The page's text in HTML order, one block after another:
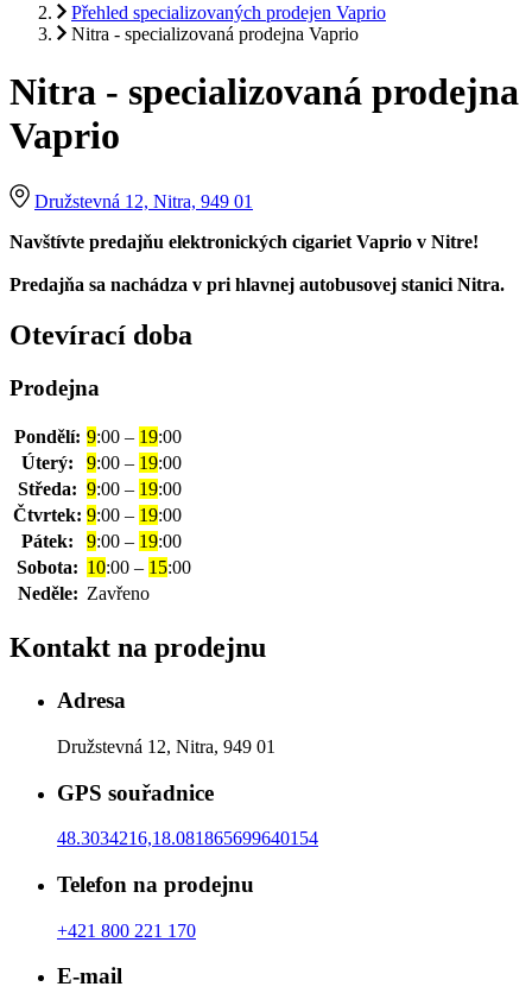
Přehled specializovaných prodejen Vaprio
Nitra - specializovaná prodejna Vaprio
Nitra - specializovaná prodejna
Vaprio
Družstevná 12, Nitra, 949 01
Navštívte predajňu elektronických cigariet Vaprio v Nitre!
Predajňa sa nachádza v pri hlavnej autobusovej stanici Nitra.
Otevírací doba
Prodejna
Pondělí: 9:00 – 19:00
Úterý:
9:00 – 19:00
Středa: 9:00 – 19:00
Čtvrtek: 9:00 – 19:00
Pátek:
9:00 – 19:00
Sobota: 10:00 – 15:00
Neděle: Zavřeno
Kontakt na prodejnu
Adresa
Družstevná 12, Nitra, 949 01
GPS souřadnice
48.3034216,18.081865699640154
Telefon na prodejnu
+421 800 221 170
E-mail